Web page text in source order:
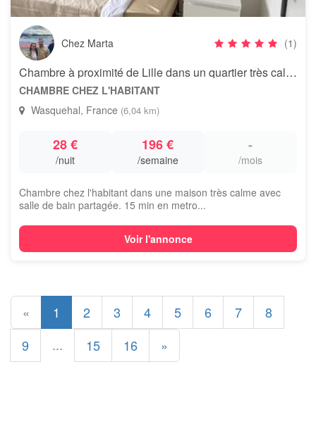
Chez Marta (1)
Chambre à proximité de Lille dans un quartier très calme
CHAMBRE CHEZ L'HABITANT
Wasquehal, France (6,04 km)
28 €
/nuit
196 €
/semaine
-
/mois
Chambre chez l'habitant dans une maison très calme avec
salle de bain partagée. 15 min en metro...
Voir l'annonce
« 1 2 3 4 5 6 7
8
9
... 15 16 »